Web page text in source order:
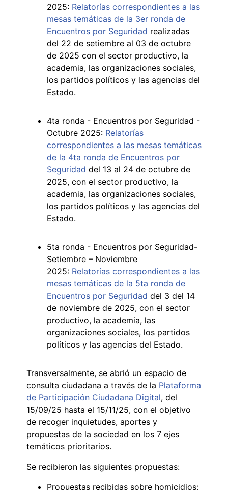
2025: Relatorías correspondientes a las
mesas temáticas de la 3er ronda de
Encuentros por Seguridad realizadas
del 22 de setiembre al 03 de octubre
de 2025 con el sector productivo, la
academia, las organizaciones sociales,
los partidos políticos y las agencias del
Estado.
4ta ronda - Encuentros por Seguridad -
Octubre 2025: Relatorías
correspondientes a las mesas temáticas
de la 4ta ronda de Encuentros por
Seguridad del 13 al 24 de octubre de
2025, con el sector productivo, la
academia, las organizaciones sociales,
los partidos políticos y las agencias del
Estado.
5ta ronda - Encuentros por Seguridad-
Setiembre – Noviembre
2025: Relatorías correspondientes a las
mesas temáticas de la 5ta ronda de
Encuentros por Seguridad del 3 del 14
de noviembre de 2025, con el sector
productivo, la academia, las
organizaciones sociales, los partidos
políticos y las agencias del Estado.
Transversalmente, se abrió un espacio de
consulta ciudadana a través de la Plataforma
de Participación Ciudadana Digital, del
15/09/25 hasta el 15/11/25, con el objetivo
de recoger inquietudes, aportes y
propuestas de la sociedad en los 7 ejes
temáticos prioritarios.
Se recibieron las siguientes propuestas:
Propuestas recibidas sobre homicidios: